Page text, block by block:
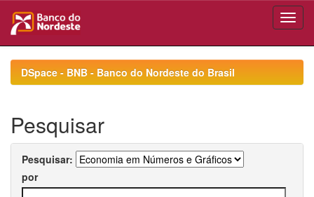
navigationDSpace - BNB - Banco do Nordeste do Brasil
Pesquisar
Pesquisar:
por